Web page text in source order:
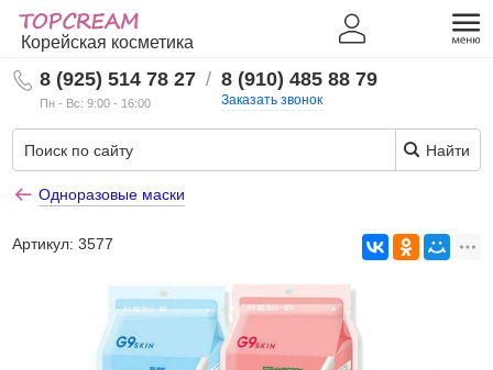
Корейская косметика
8 (925) 514 78 27
Пн - Вс: 9:00 - 16:00
/ 8 (910) 485 88 79
Заказать звонок
Найти
Одноразовые маски
Артикул:3577